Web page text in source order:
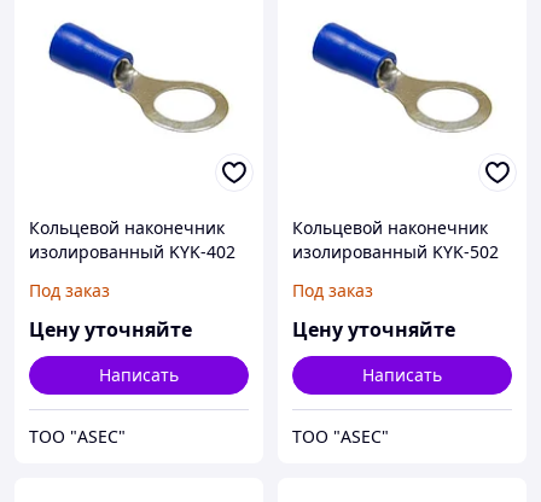
Кольцевой наконечник
изолированный KYK-402
Под заказ
Цену уточняйте
Написать
ТОО "ASEC"
Кольцевой наконечник
изолированный KYK-502
Под заказ
Цену уточняйте
Написать
ТОО "ASEC"